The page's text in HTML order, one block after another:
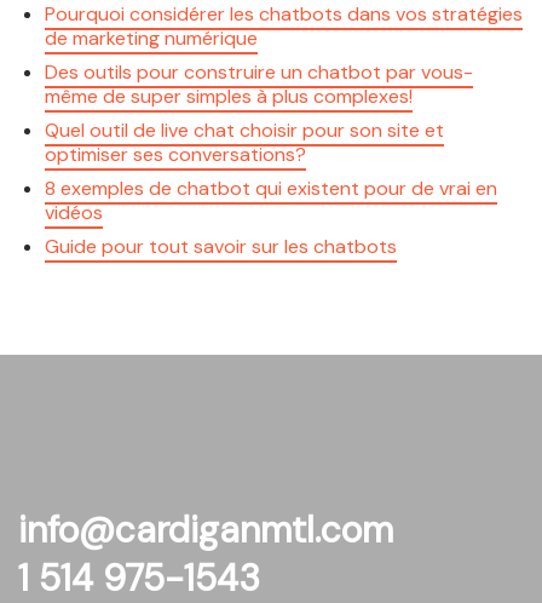
Pourquoi considérer les chatbots dans vos stratégies
de marketing numérique
Des outils pour construire un chatbot par vous-
même de super simples à plus complexes!
Quel outil de live chat choisir pour son site et
optimiser ses conversations?
8 exemples de chatbot qui existent pour de vrai en
vidéos
Guide pour tout savoir sur les chatbots
info@cardiganmtl.com
1 514 975-1543